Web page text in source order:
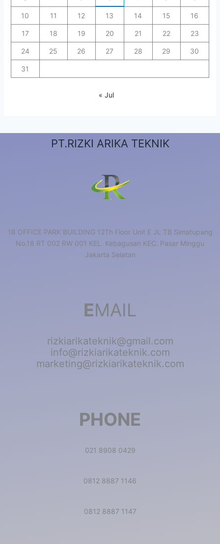
10 11 12 13 14 15 16
17 18 19 20 21 22 23
24 25 26 27 28 29 30
31
« Jul
PT.RIZKI ARIKA TEKNIK
18 OFFICE PARK BUILDING 12Th Floor Unit E JL TB Simatupang
No.18 RT 002 RW 001 KEL. Kebagusan KEC. Pasar Minggu
Jakarta Selatan
EMAIL
rizkiarikateknik@gmail.com
info@rizkiarikateknik.com
marketing@rizkiarikateknik.com
PHONE
021 8908 0429
0812 8887 1146
0812 8887 1147